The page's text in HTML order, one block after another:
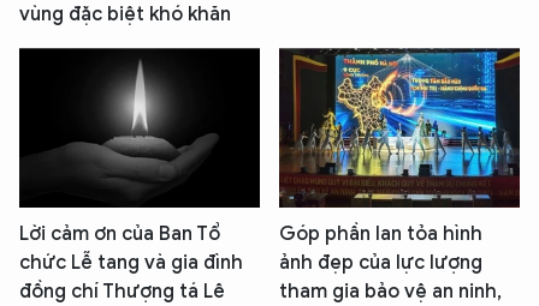
vùng đặc biệt khó khăn
Lời cảm ơn của Ban Tổ
chức Lễ tang và gia đình
đồng chí Thượng tá Lê
Góp phần lan tỏa hình
ảnh đẹp của lực lượng
tham gia bảo vệ an ninh,